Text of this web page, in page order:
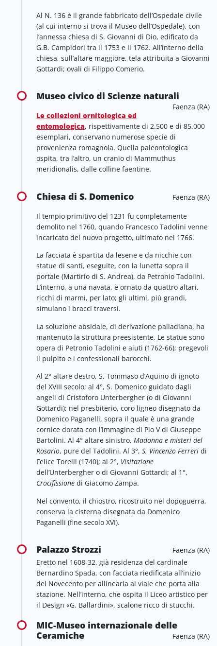
Al N. 136 è il grande fabbricato dell’Ospedale civile
(al cui interno si trova il Museo dell’Ospedale), con
l’annessa chiesa di S. Giovanni di Dio, edificato da
G.B. Campidori tra il 1753 e il 1762. All’interno della
chiesa, sull’altare maggiore, tela attribuita a Giovanni
Gottardi; ovali di Filippo Comerio.
Museo civico di Scienze naturali
Faenza (RA)
Le collezioni ornitologica ed
entomologica, rispettivamente di 2.500 e di 85.000
esemplari, conservano numerose specie di
provenienza romagnola. Quella paleontologica
ospita, tra l’altro, un cranio di Mammuthus
meridionalis, dalle colline faentine.
Chiesa di S. Domenico Faenza (RA)
Il tempio primitivo del 1231 fu completamente
demolito nel 1760, quando Francesco Tadolini venne
incaricato del nuovo progetto, ultimato nel 1766.
La facciata è spartita da lesene e da nicchie con
statue di santi, eseguite, con la lunetta sopra il
portale (Martirio di S. Andrea), da Petronio Tadolini.
L’interno, a una navata, è ornato da quattro altari,
ricchi di marmi, per lato; gli ultimi, più grandi,
simulano i bracci traversi.
La soluzione absidale, di derivazione palladiana, ha
mantenuto la struttura preesistente. Le statue sono
opera di Petronio Tadolini e aiuti (1762-66); pregevoli
il pulpito e i confessionali barocchi.
Al 2° altare destro, S. Tommaso d’Aquino di ignoto
del XVIII secolo; al 4°, S. Domenico guidato dagli
angeli di Cristoforo Unterbergher (o di Giovanni
Gottardi); nel presbiterio, coro ligneo disegnato da
Domenico Paganelli, sopra il quale è una grande
cornice dorata con l’immagine di Pio V di Giuseppe
Bartolini. Al 4° altare sinistro, Madonna e misteri del
Rosario, pure del Tadolini. Al 3°, S. Vincenzo Ferreri di
Felice Torelli (1740); al 2°, Visitazione
dell’Unterbergher o di Giovanni Gottardi; al 1°,
Crocifissione di Giacomo Zampa.
Nel convento, il chiostro, ricostruito nel dopoguerra,
conserva la cisterna disegnata da Domenico
Paganelli (fine secolo XVI).
Palazzo Strozzi
Faenza (RA)
Eretto nel 1608-32, già residenza del cardinale
Bernardino Spada, con facciata riedificata all’inizio
del Novecento per allinearla al viale che porta alla
stazione. Nell’interno, che ospita il Liceo artistico per
il Design «G. Ballardini», scalone ricco di stucchi.
MIC-Museo internazionale delle
Ceramiche
Faenza (RA)